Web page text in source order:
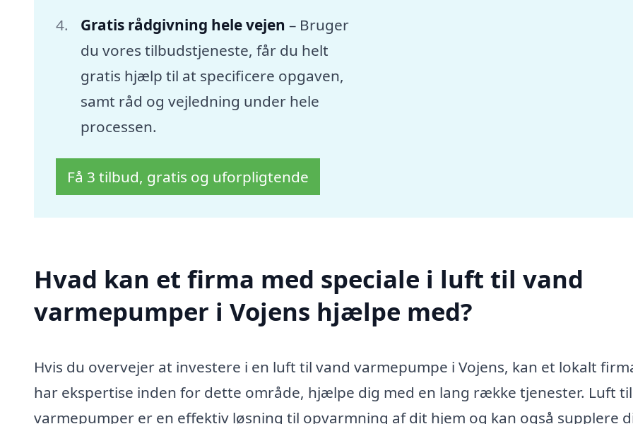
Gratis rådgivning hele vejen – Bruger
du vores tilbudstjeneste, får du helt
gratis hjælp til at specificere opgaven,
samt råd og vejledning under hele
processen.
Få 3 tilbud, gratis og uforpligtende
Hvad kan et firma med speciale i luft til vand
varmepumper i Vojens hjælpe med?
Hvis du overvejer at investere i en luft til vand varmepumpe i Vojens, kan et lokalt
har ekspertise inden for dette område, hjælpe dig med en lang række tjenester. Luft
varmepumper er en effektiv løsning til opvarmning af dit hjem og kan også supplere